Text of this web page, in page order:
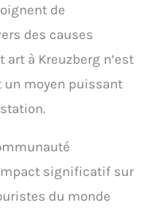
de
des causes
à Kreuzberg n’est
moyen puissant
significatif sur
du monde